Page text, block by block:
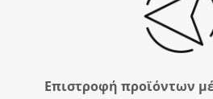
Επιστροφή προϊόντων